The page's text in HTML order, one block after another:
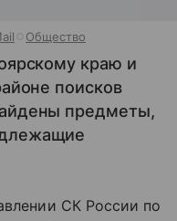
Общество
краю и
поисков
предметы,
СК России по